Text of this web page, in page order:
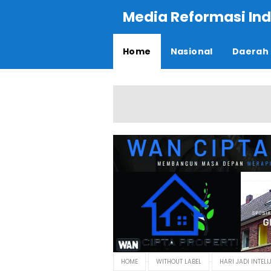
Media Reformasi
Home Nasional Daerah
HOME WITHOUT LABEL HARI JADI